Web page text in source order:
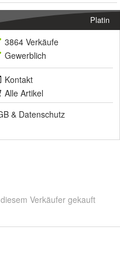
Platin
3864 Verkäufe
Gewerblich
Kontakt
Alle Artikel
& Datenschutz
Verkäufer gekauft